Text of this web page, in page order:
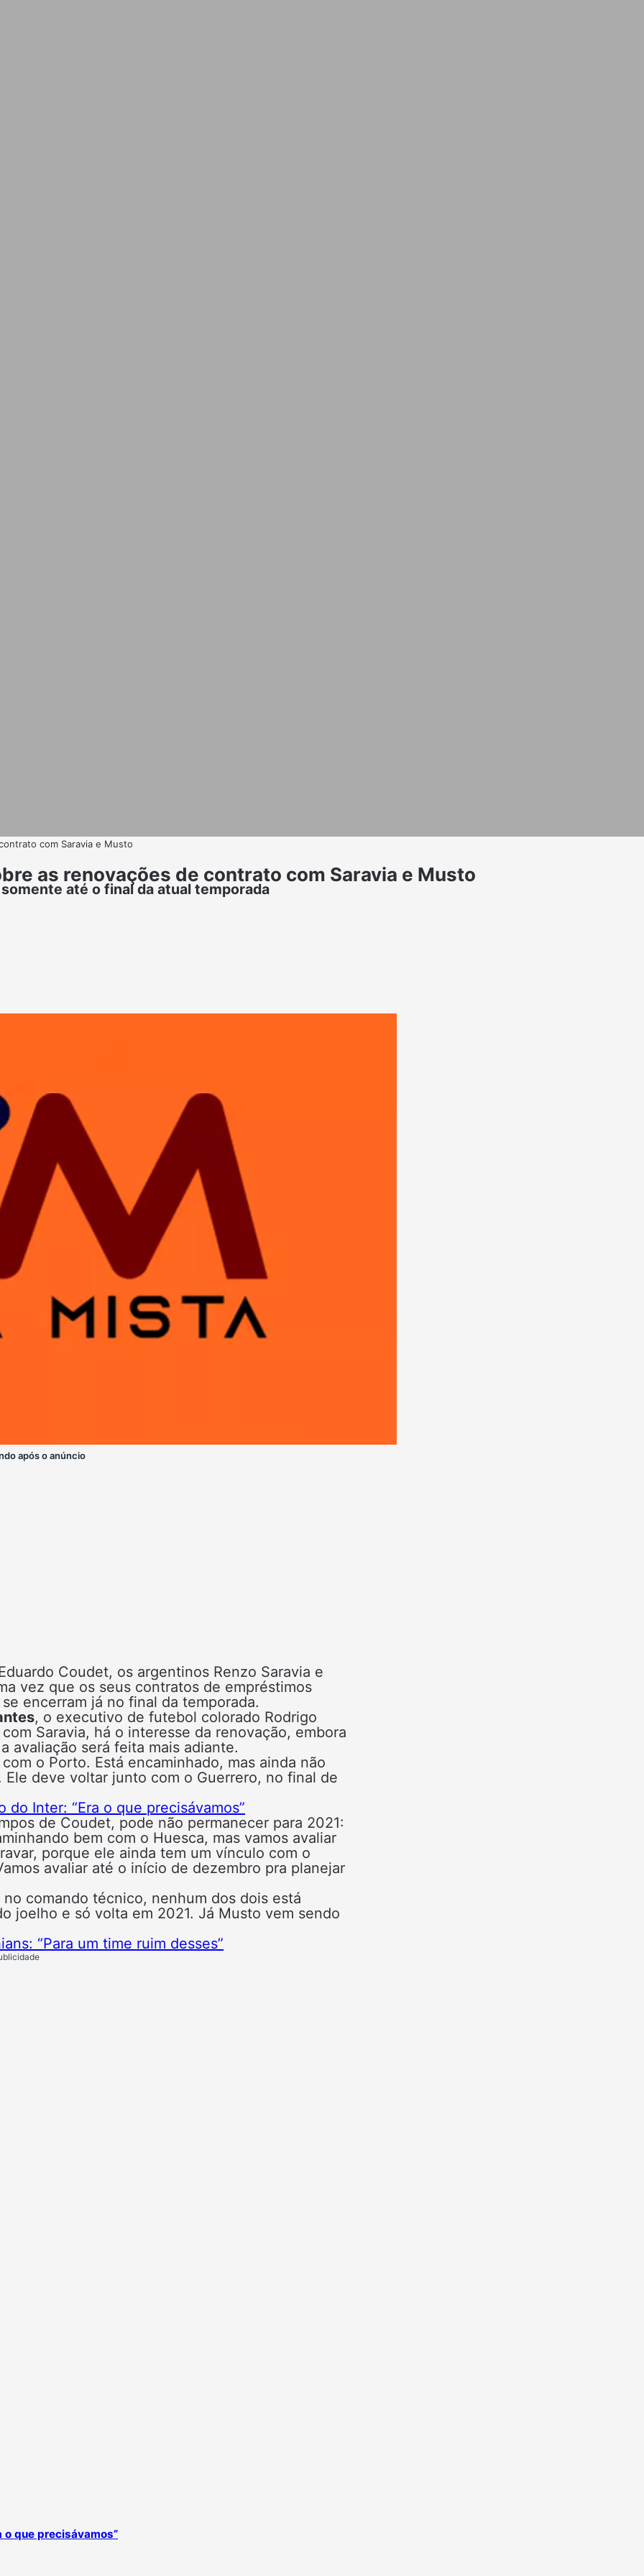
com Saravia e Musto
as renovações de contrato com Saravia e Musto
até o final da atual temporada
após o anúncio
Coudet, os argentinos Renzo Saravia e
vez que os seus contratos de empréstimos
encerram já no final da temporada.
, o executivo de futebol colorado Rodrigo
Saravia, há o interesse da renovação, embora
avaliação será feita mais adiante.
o Porto. Está encaminhado, mas ainda não
deve voltar junto com o Guerrero, no final de
Inter: “Era o que precisávamos”
de Coudet, pode não permanecer para 2021:
bem com o Huesca, mas vamos avaliar
porque ele ainda tem um vínculo com o
avaliar até o início de dezembro pra planejar
comando técnico, nenhum dos dois está
joelho e só volta em 2021. Já Musto vem sendo
“Para um time ruim desses”
que precisávamos”